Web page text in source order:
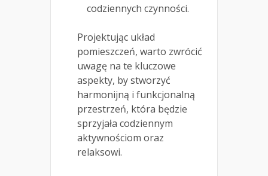
codziennych czynności.
Projektując układ
pomieszczeń, warto zwrócić
uwagę na te kluczowe
aspekty, by stworzyć
harmonijną i funkcjonalną
przestrzeń, która będzie
sprzyjała codziennym
aktywnościom oraz
relaksowi.